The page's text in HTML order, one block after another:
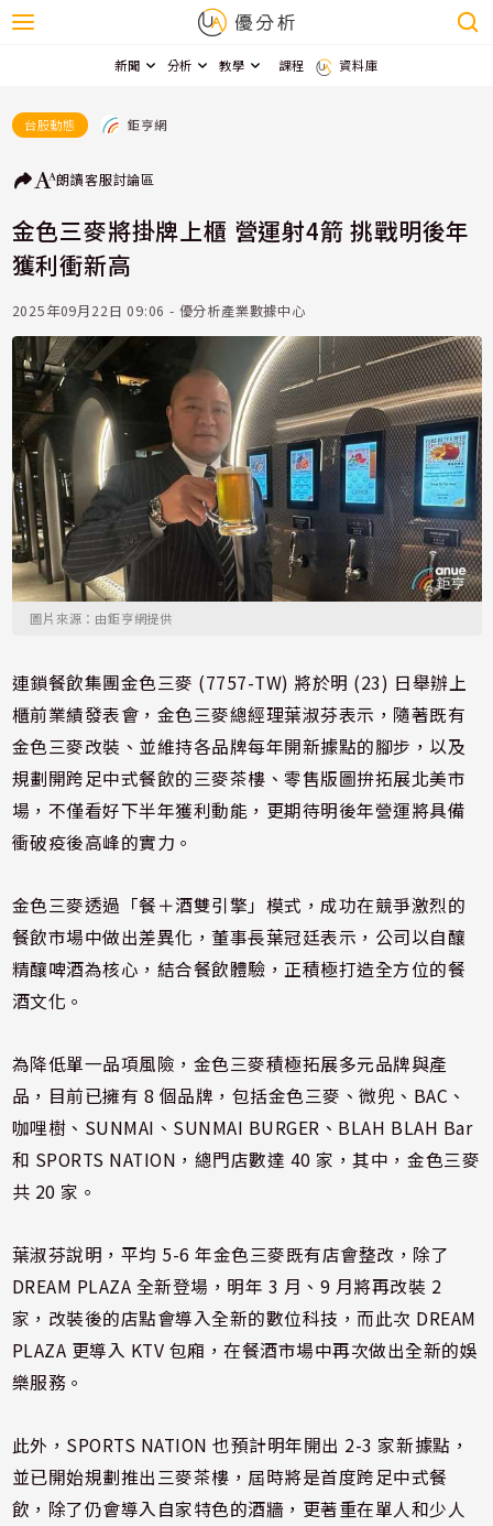
新聞 分析 教學 課程 資料庫
台股動態 鉅亨網
朗讀客服討論區
金色三麥將掛牌上櫃 營運射4箭 挑戰明後年
獲利衝新高
2025年09月22日 09:06 - 優分析產業數據中心
圖片來源：由鉅亨網提供
連鎖餐飲集團金色三麥 (7757-TW) 將於明 (23) 日舉辦上
櫃前業績發表會，金色三麥總經理葉淑芬表示，隨著既有
金色三麥改裝、並維持各品牌每年開新據點的腳步，以及
規劃開跨足中式餐飲的三麥茶樓、零售版圖拚拓展北美市
場，不僅看好下半年獲利動能，更期待明後年營運將具備
衝破疫後高峰的實力。
金色三麥透過「餐＋酒雙引擎」模式，成功在競爭激烈的
餐飲市場中做出差異化，董事長葉冠廷表示，公司以自釀
精釀啤酒為核心，結合餐飲體驗，正積極打造全方位的餐
酒文化。
為降低單一品項風險，金色三麥積極拓展多元品牌與產
品，目前已擁有 8 個品牌，包括金色三麥、微兜、BAC、
咖哩樹、SUNMAI、SUNMAI BURGER、BLAH BLAH Bar
和 SPORTS NATION，總門店數達 40 家，其中，金色三麥
共 20 家。
葉淑芬說明，平均 5-6 年金色三麥既有店會整改，除了
DREAM PLAZA 全新登場，明年 3 月、9 月將再改裝 2
家，改裝後的店點會導入全新的數位科技，而此次 DREAM
PLAZA 更導入 KTV 包廂，在餐酒市場中再次做出全新的娛
樂服務。
此外，SPORTS NATION 也預計明年開出 2-3 家新據點，
並已開始規劃推出三麥茶樓，屆時將是首度跨足中式餐
飲，除了仍會導入自家特色的酒牆，更著重在單人和少人